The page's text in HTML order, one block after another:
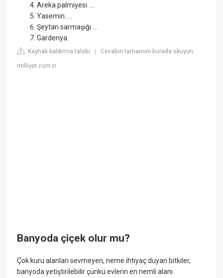
Areka palmiyesi. ...
Yasemin. ...
Şeytan sarmaşığı ...
Gardenya.
Kaynak kaldırma talebi |Cevabın tamamını burada okuyun:
milliyet.com.tr
Banyoda çiçek olur mu?
Çok kuru alanları sevmeyen, neme ihtiyaç duyan bitkiler,
banyoda yetiştirilebilir çünkü evlerin en nemli alanı